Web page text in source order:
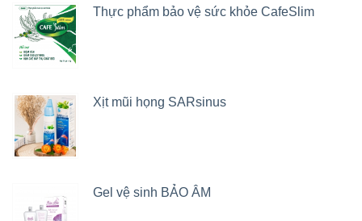
Thực phẩm bảo vệ sức khỏe CafeSlim
Xịt mũi họng SARsinus
Gel vệ sinh BẢO ÂM